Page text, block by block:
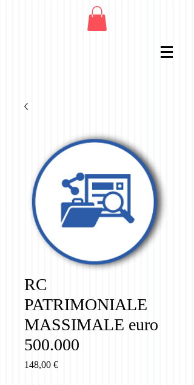
RC
PATRIMONIALE
MASSIMALE euro
500.000
148,00 €Prezzo